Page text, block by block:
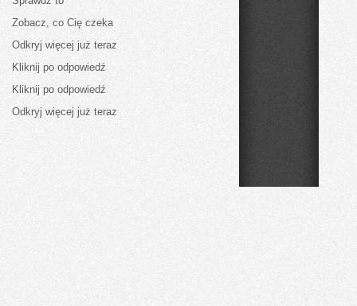
Zobacz, co Cię czeka
Odkryj więcej już teraz
Kliknij po odpowiedź
Kliknij po odpowiedź
Odkryj więcej już teraz